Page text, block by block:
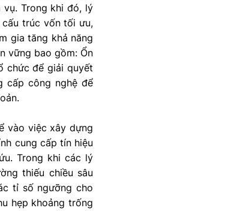
Trong khi đó, lý
cấu trúc vốn tối ưu,
gia tăng khả năng
vững bao gồm: Ổn
chức để giải quyết
cấp công nghệ để
vào việc xây dựng
cung cấp tín hiệu
Trong khi các lý
thiếu chiều sâu
tỉ số ngưỡng cho
hẹp khoảng trống